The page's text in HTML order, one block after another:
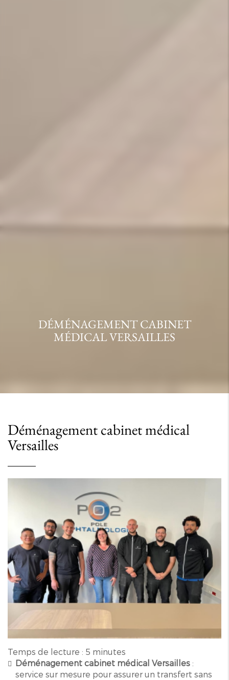
DÉMÉNAGEMENT CABINET
MÉDICAL VERSAILLES
Déménagement cabinet médical
Versailles
Temps de lecture : 5 minutes
Déménagement cabinet médical Versailles :
service sur mesure pour assurer un transfert sans